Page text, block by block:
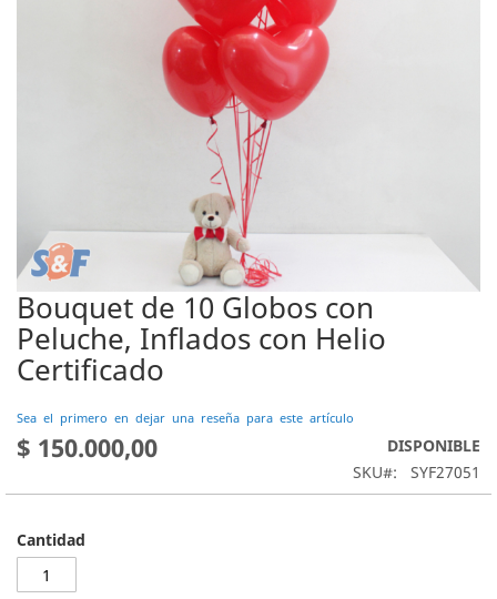
Bouquet de 10 Globos con
Peluche, Inflados con Helio
Certificado
Sea el primero en dejar una reseña para este artículo
$ 150.000,00 DISPONIBLE
SKU SYF27051
Cantidad
Saltar
comienzo
de
galería
de
imágenes